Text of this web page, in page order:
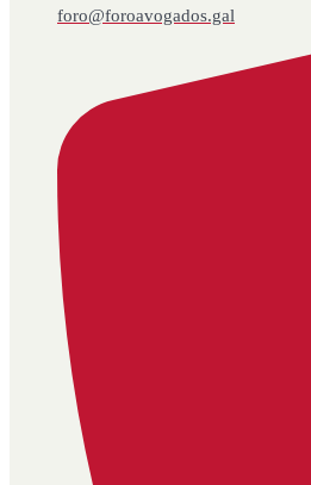
foro@foroavogados.gal